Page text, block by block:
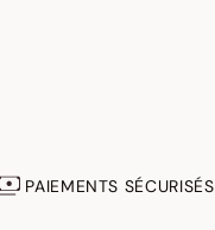
PAIEMENTS SÉCURISÉS